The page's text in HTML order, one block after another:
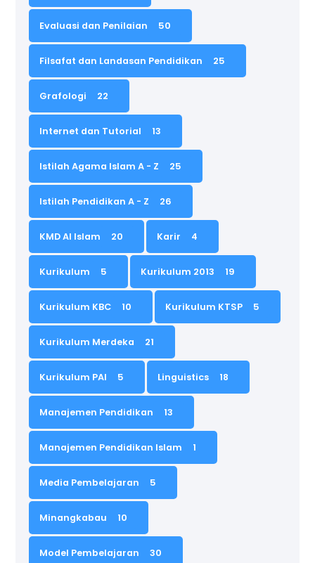
Evaluasi dan Penilaian 50
Filsafat dan Landasan Pendidikan 25
Grafologi 22
Internet dan Tutorial 13
Istilah Agama Islam A - Z 25
Istilah Pendidikan A - Z 26
KMD Al Islam 20 Karir 4
Kurikulum 5 Kurikulum 2013 19
Kurikulum KBC 10 Kurikulum KTSP 5
Kurikulum Merdeka 21
Kurikulum PAI 5 Linguistics 18
Manajemen Pendidikan 13
Manajemen Pendidikan Islam 1
Media Pembelajaran 5
Minangkabau 10
Model Pembelajaran 30